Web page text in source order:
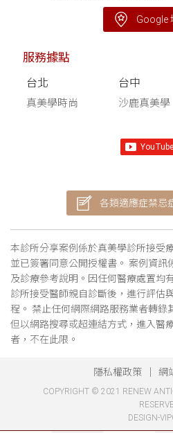
Google
服務據點
台北
真美學時尚
台中
沙鹿真美學
各類適應症禁忌
本診所分享案例係於真美學診所接受
並已簽署同意公開授權書。 案例資訊
及診療參考說明。因任何醫療處置均
診所接受醫師親自診斷後，進行評估
程。 禁止任何網際網路服務業者轉錄
但以網路搜尋或超連結方式，進入醫
者，不在此限。
隱私權政策 網
COPYRIGHT © 2021 RENEW
DESIGN-